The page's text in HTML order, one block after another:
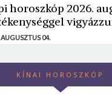
horoszkóp 2026.
AUGUSZTUS 04.
KÍNAI HOROSZKÓP